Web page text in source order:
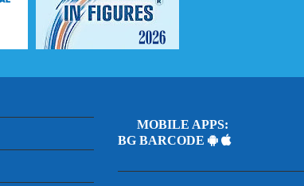
MOBILE APPS:
BG BARCODE